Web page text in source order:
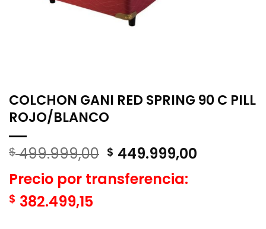
COLCHON GANI RED SPRING 90 C PILL
ROJO/BLANCO
$499.999,00 El
original
$ 449.999,00
Precio por transferencia:
$ 382.499,15